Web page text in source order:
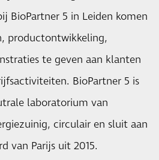
BioPartner 5 in Leiden komen
productontwikkeling,
te geven aan klanten
BioPartner 5 is
laboratorium van
circulair en sluit aan
van Parijs uit 2015.